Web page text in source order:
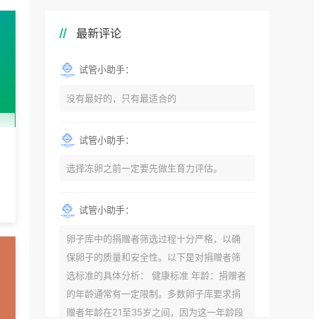
最新评论
试管小助手：
没有最好的，只有最适合的
试管小助手：
选择冻卵之前一定要先做生育力评估。
试管小助手：
卵子库中的捐赠者筛选过程十分严格，以确
保卵子的质量和安全性。以下是对捐赠者筛
选标准的具体分析： 健康标准 年龄：捐赠者
的年龄通常有一定限制。多数卵子库要求捐
赠者年龄在21至35岁之间，因为这一年龄段